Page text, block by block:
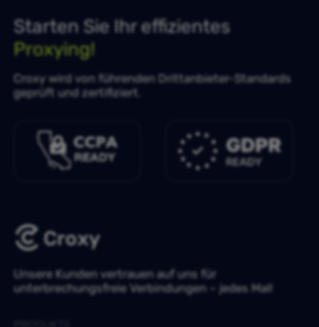
Starten Sie Ihr effizientes
Proxying!
Croxy wird von führenden Drittanbieter-Standards
geprüft und zertifiziert.
Unsere Kunden vertrauen auf uns für
unterbrechungsfreie Verbindungen – jedes Mal!